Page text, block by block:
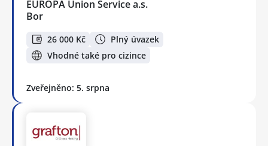
EUROPA Union Service a.s.
Bor
26 000 Kč
Plný úvazek
Vhodné také pro cizince
Zveřejněno: 5. srpna